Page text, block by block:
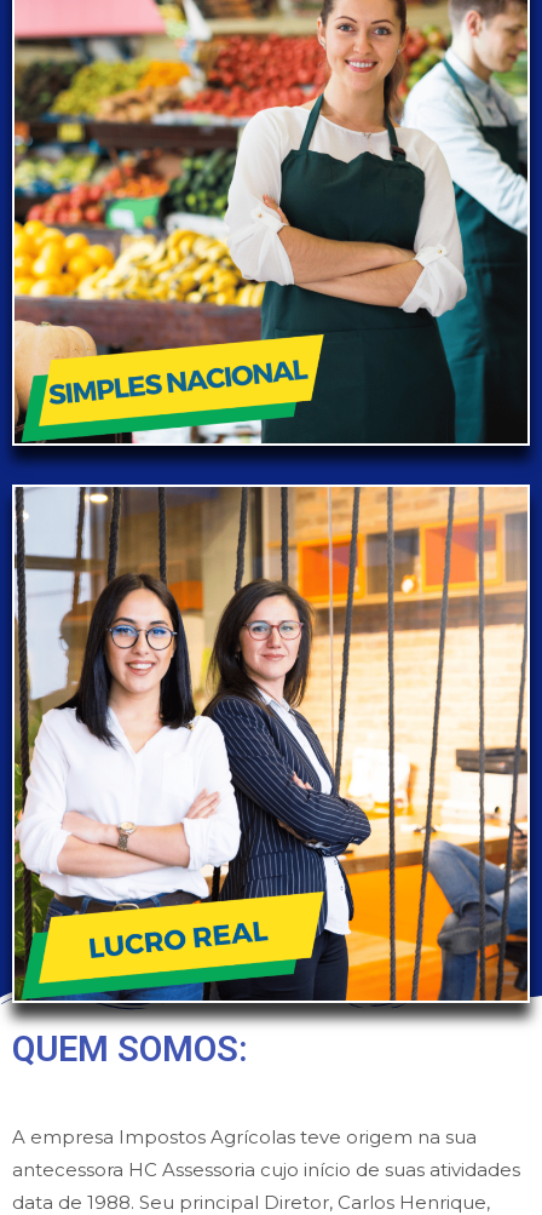
QUEM SOMOS:
A empresa Impostos Agrícolas teve origem na sua
antecessora HC Assessoria cujo início de suas atividades
data de 1988. Seu principal Diretor, Carlos Henrique,